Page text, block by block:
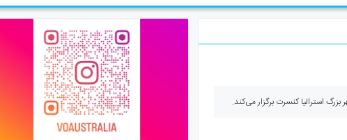
استرالیا کنسرت برگزار می‌کند.